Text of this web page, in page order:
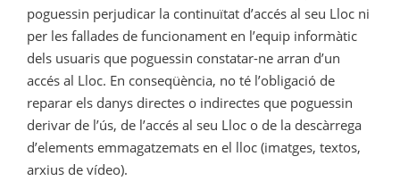
poguessin perjudicar la continuïtat d’accés al seu Lloc ni
per les fallades de funcionament en l’equip informàtic
dels usuaris que poguessin constatar-ne arran d’un
accés al Lloc. En conseqüència, no té l’obligació de
reparar els danys directes o indirectes que poguessin
derivar de l’ús, de l’accés al seu Lloc o de la descàrrega
d’elements emmagatzemats en el lloc (imatges, textos,
arxius de vídeo).